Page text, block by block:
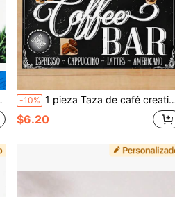
-10% 1 pieza Taza de café creativa y de moda, con nombre personalizado, apta para cocina, bares de café, decoración de restaurantes, vajilla, decoración del hogar
$6.20